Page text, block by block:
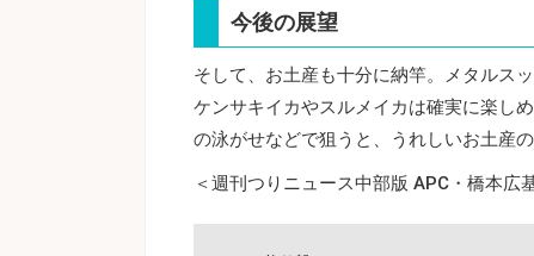
今後の展望
そして、お土産も十分に納竿。メタルス
ケンサキイカやスルメイカは確実に楽し
の泳がせなどで狙うと、うれしいお土産
＜週刊つりニュース中部版 APC・橋本広